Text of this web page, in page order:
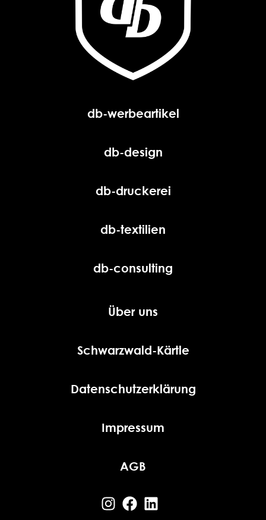
db-werbeartikel
db-design
db-druckerei
db-textilien
db-consulting
Über uns
Schwarzwald-Kärtle
Datenschutzerklärung
Impressum
AGB